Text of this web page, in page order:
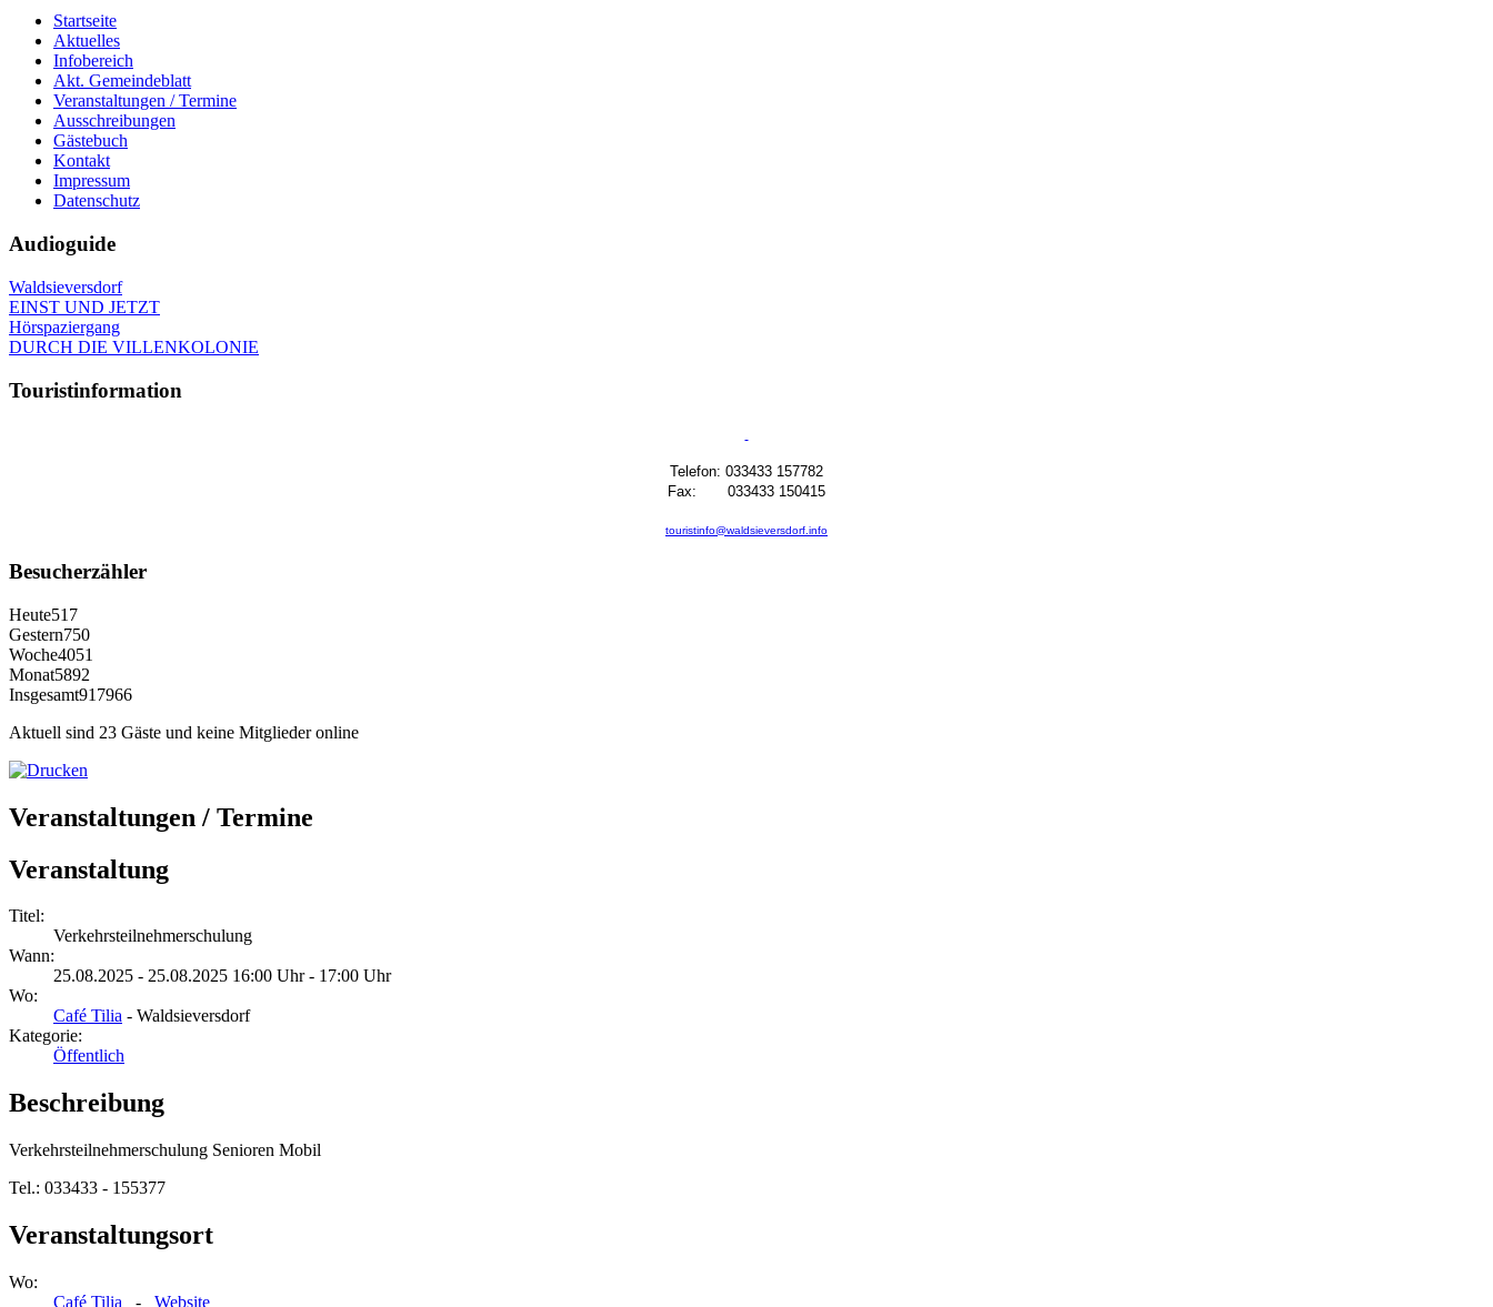
Startseite
Aktuelles
Infobereich
Akt. Gemeindeblatt
Veranstaltungen / Termine
Ausschreibungen
Gästebuch
Kontakt
Impressum
Datenschutz
Audioguide
Waldsieversdorf
EINST UND JETZT
Hörspaziergang
DURCH DIE VILLENKOLONIE
Touristinformation
Telefon: 033433 157782
Fax: 033433 150415
touristinfo@waldsieversdorf.info
Besucherzähler
Heute517
Gestern750
Woche4051
Monat5892
Insgesamt917966
Aktuell sind 23 Gäste und keine Mitglieder online
Veranstaltungen / Termine
Veranstaltung
Titel:
Verkehrsteilnehmerschulung
Wann:
25.08.2025 - 25.08.2025 16:00 Uhr - 17:00 Uhr
Wo:
Café Tilia - Waldsieversdorf
Kategorie:
Öffentlich
Beschreibung
Verkehrsteilnehmerschulung Senioren Mobil
Tel.: 033433 - 155377
Veranstaltungsort
Wo:
Café Tilia - Website